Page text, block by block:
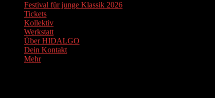
Festival für junge Klassik 2026
Tickets
Kollektiv
Werkstatt
Über HIDALGO
Dein Kontakt
Mehr